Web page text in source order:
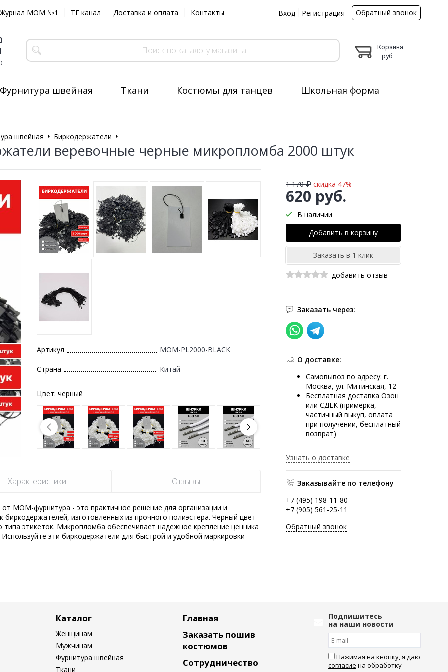
Журнал MOM №1 ТГ канал Доставка и оплата Контакты Вход Регистрация Обратный звонок
Корзина
руб.
Фурнитура швейная Ткани Костюмы для танцев Школьная форма
швейная Биркодержатели
веревочные черные микропломба 2000 штук
620 руб.
1 170 ₽ скидка 47%
В наличии
добавить отзыв
Заказать через:
О доставке:
Самовывоз по адресу: г.
Москва, ул. Митинская, 12
Бесплатная доставка Озон
или СДЕК (примерка,
частичный выкуп, оплата
при получении, бесплатный
возврат)
Узнать о доставке
Заказывайте по телефону
+7 (495) 198-11-80
+7 (905) 561-25-11
Обратный звонок
Артикул MOM-PL2000-BLACK
Страна Китай
Цвет: черный
Характеристики Отзывы
МОМ-фурнитура - это практичное решение для организации и
изготовленных из прочного полиэстера. Черный цвет
этикеток. Микропломба обеспечивает надежное крепление ценника
эти биркодержатели для быстрой и удобной маркировки
Каталог
Женщинам
Мужчинам
Фурнитура швейная
Ткани
Главная
Заказать пошив
костюмов
Сотрудничество
Подпишитесь
на наши новости
Нажимая на кнопку, я даю
согласие на обработку